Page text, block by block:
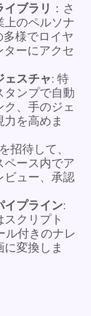
ブラリ ：さ
上のペルソナ
様でロイヤ
ターにアクセ
ェスチャ: 特
タンプで自動
、手のジェ
を高めま
招待して、
ペース内でア
ビュー、承認
イプライン:
クリプト
ル付きのナレ
変換しま